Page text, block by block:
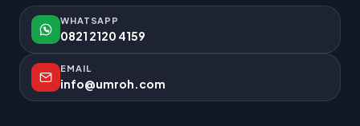
WHATSAPP
0821 2120 4159
EMAIL
info@umroh.com